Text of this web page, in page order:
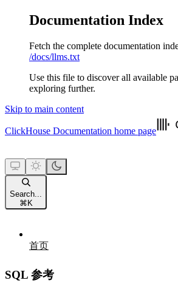
Documentation Index
Fetch the complete documentation
/docs/llms.txt
Use this file to discover all available
exploring further.
Skip to main content
ClickHouse Documentation home page
Search...
⌘ K
首页
SQL 参考